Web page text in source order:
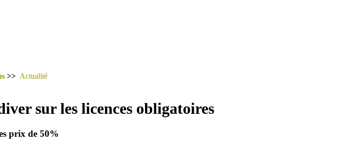
>> Actualité
sur les licences obligatoires
prix de 50%